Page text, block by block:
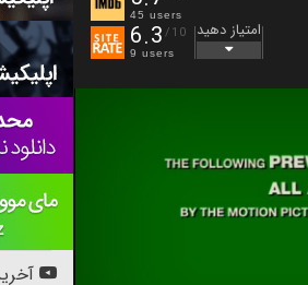
45 users
6.3 /10
9 users
امتیاز دهید